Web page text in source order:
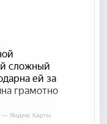
— Яндекс Карты